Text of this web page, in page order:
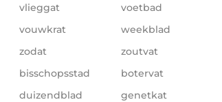
vlieggat voetbad
vouwkrat weekblad
zodat zoutvat
bisschopsstad botervat
duizendblad genetkat